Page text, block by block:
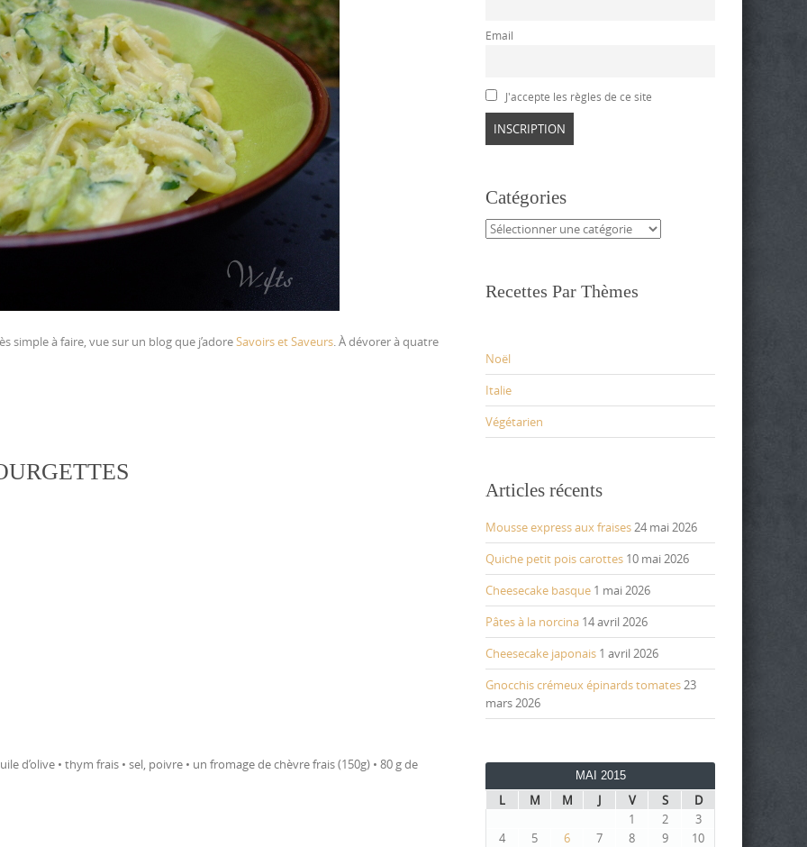
simple à faire, vue sur un blog que j’adoreSavoirs et Saveurs. À dévorer à quatre
d’olive • thym frais • sel, poivre • un fromage de chèvre frais (150g) • 80 g de
Email
J'accepte les règles de ce site
Catégories
Catégories
Recettes Par Thèmes
Noël
Italie
Végétarien
Articles récents
Mousse express aux fraises24 mai 2026
Quiche petit pois carottes 10 mai 2026
Cheesecake basque 1 mai 2026
Pâtes à la norcina 14 avril 2026
Cheesecake japonais 1 avril 2026
Gnocchis crémeux épinards tomates23
mars 2026
MAI 2015
L M M J V S
D
1
2
3
4
5 6 7 8 9
10